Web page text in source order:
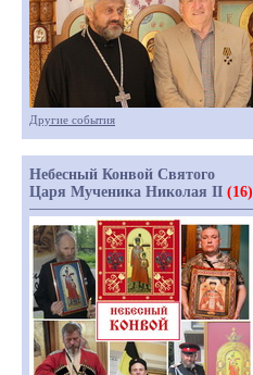
Другие события
Небесный Конвой Святого
Царя Мученика Николая II (16)